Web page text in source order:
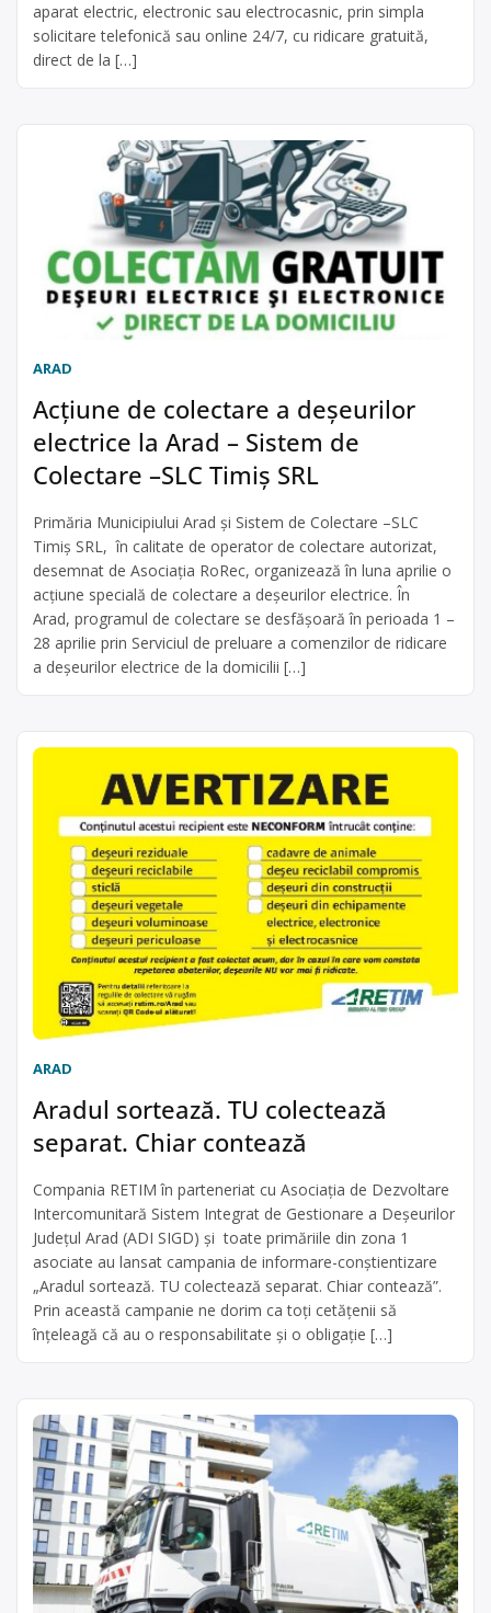
aparat electric, electronic sau electrocasnic, prin simpla
solicitare telefonică sau online 24/7, cu ridicare gratuită,
direct de la […]
ARAD
Acțiune de colectare a deșeurilor
electrice la Arad – Sistem de
Colectare –SLC Timiș SRL
Primăria Municipiului Arad și Sistem de Colectare –SLC
Timiș SRL, în calitate de operator de colectare autorizat,
desemnat de Asociația RoRec, organizează în luna aprilie o
acțiune specială de colectare a deșeurilor electrice. În
Arad, programul de colectare se desfășoară în perioada 1 –
28 aprilie prin Serviciul de preluare a comenzilor de ridicare
a deșeurilor electrice de la domicilii […]
ARAD
Aradul sortează. TU colectează
separat. Chiar contează
Compania RETIM în parteneriat cu Asociația de Dezvoltare
Intercomunitară Sistem Integrat de Gestionare a Deșeurilor
Județul Arad (ADI SIGD) și toate primăriile din zona 1
asociate au lansat campania de informare-conștientizare
„Aradul sortează. TU colectează separat. Chiar contează”.
Prin această campanie ne dorim ca toți cetățenii să
înțeleagă că au o responsabilitate și o obligație […]